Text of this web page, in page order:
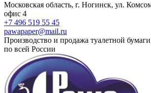
Московская область, г. Ногинск, ул.
офис 4
+7 496 519 55 45
pawapaper@mail.ru
Производство и продажа туалетной
по всей России